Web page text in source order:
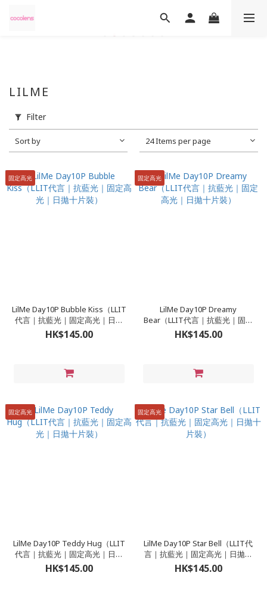
LILME
Filter
Sort by 24 Items per page
固定高光
LilMe Day10P Bubble Kiss（LLIT
代言｜抗藍光｜固定高光｜日拋
十片裝）
HK$145.00
固定高光
LilMe Day10P Dreamy
Bear（LLIT代言｜抗藍光｜固定
高光｜日拋十片裝）
HK$145.00
固定高光
LilMe Day10P Teddy Hug（LLIT
代言｜抗藍光｜固定高光｜日拋
十片裝）
HK$145.00
固定高光
LilMe Day10P Star Bell（LLIT代
言｜抗藍光｜固定高光｜日拋十
片裝）
HK$145.00